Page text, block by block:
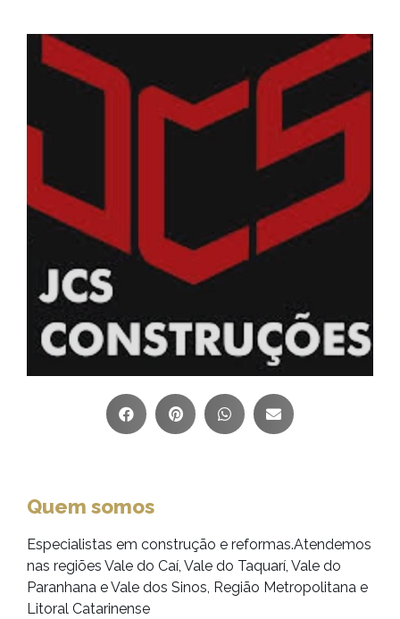
Quem somos
Especialistas em construção e reformas.Atendemos
nas regiões Vale do Caí, Vale do Taquarí, Vale do
Paranhana e Vale dos Sinos, Região Metropolitana e
Litoral Catarinense